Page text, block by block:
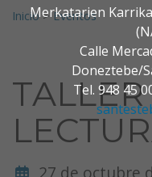
Merkatarien
Calle
Doneztebe/
Tel. 948 45
Buscar:
Inicio>Eventos
27 de octubre